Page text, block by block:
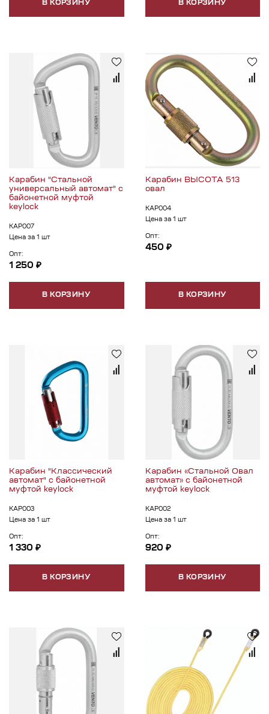
В КОРЗИНУ В КОРЗИНУ
Карабин "Стальной
универсальный автомат" с
байонетной муфтой
keylock
КАР007
Цена за 1 шт
Опт:
1 250 ₽
В КОРЗИНУ
Карабин ВЫСОТА 513
овал
КАР004
Цена за 1 шт
Опт:
450 ₽
В КОРЗИНУ
Карабин "Классический
автомат" с байонетной
муфтой keylock
КАР003
Цена за 1 шт
Опт:
1 330 ₽
В КОРЗИНУ
Карабин «Стальной Овал
автомат» с байонетной
муфтой keylock
КАР002
Цена за 1 шт
Опт:
920 ₽
В КОРЗИНУ